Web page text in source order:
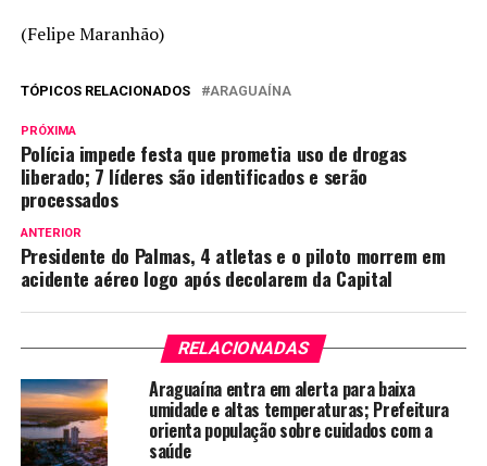
(Felipe Maranhão)
TÓPICOS RELACIONADOS ARAGUAÍNA
PRÓXIMA
Polícia impede festa que prometia uso de drogas
liberado; 7 líderes são identificados e serão
processados
ANTERIOR
Presidente do Palmas, 4 atletas e o piloto morrem em
acidente aéreo logo após decolarem da Capital
RELACIONADAS
Araguaína entra em alerta para baixa
umidade e altas temperaturas; Prefeitura
orienta população sobre cuidados com a
saúde